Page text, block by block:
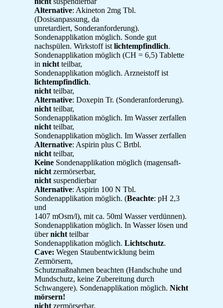
Alternative: Akineton 2mg Tbl.
(Dosisanpassung, da
unretardiert, Sonderanforderung).
Sondenapplikation möglich. Sonde gut
nachspülen. Wirkstoff ist lichtempfindlich.
Sondenapplikation möglich (CH = 6,5) Tablette
in nicht teilbar,
Sondenapplikation möglich. Arzneistoff ist
lichtempfindlich.
nicht teilbar,
Alternative: Doxepin Tr. (Sonderanforderung).
nicht teilbar,
Sondenapplikation möglich. Im Wasser zerfallen
nicht teilbar,
Sondenapplikation möglich. Im Wasser zerfallen
Alternative: Aspirin plus C Brtbl.
nicht teilbar,
Keine Sondenapplikation möglich (magensaft-
nicht zermörserbar,
nicht suspendierbar
Alternative: Aspirin 100 N Tbl.
Sondenapplikation möglich. (Beachte: pH 2,3
und
1407 mOsm/l), mit ca. 50ml Wasser verdünnen).
Sondenapplikation möglich. In Wasser lösen und
übernicht teilbar
Sondenapplikation möglich. Lichtschutz.
Cave: Wegen Staubentwicklung beim
Zermörsern,
Schutzmaßnahmen beachten (Handschuhe und
Mundschutz, keine Zubereitung durch
Schwangere). Sondenapplikation möglich. Nicht
mörsern!
nicht zermörserbar,